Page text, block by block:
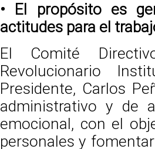
• El propósito es
actitudes para el
El Comité
Revolucionario
Presidente, Carlos
administrativo y de
emocional, con el
personales y